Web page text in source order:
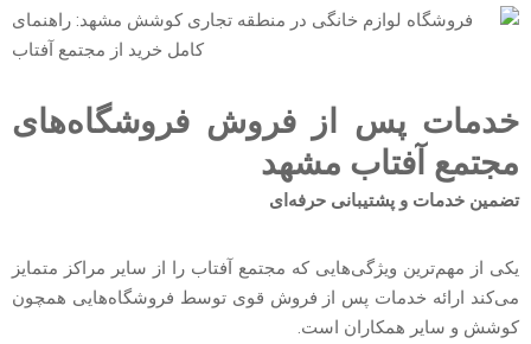
خدمات پس از فروش فروشگاه‌های
مجتمع آفتاب مشهد
تضمین خدمات و پشتیبانی حرفه‌ای
یکی از مهم‌ترین ویژگی‌هایی که مجتمع آفتاب را از سایر مراکز متمایز
می‌کند ارائه خدمات پس از فروش قوی توسط فروشگاه‌هایی همچون
کوشش و سایر همکاران است.